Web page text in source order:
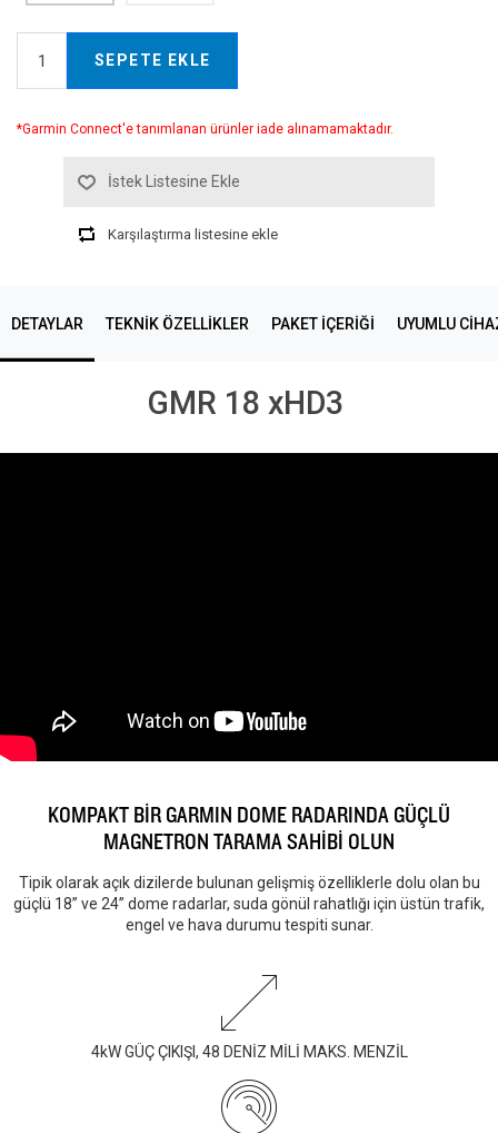
SEPETE EKLE
*Garmin Connect'e tanımlanan ürünler iade alınamamaktadır.
İstek Listesine Ekle
Karşılaştırma listesine ekle
DETAYLAR TEKNIK ÖZELLIKLER PAKET İÇERİĞİ UYUMLU
GMR 18 xHD3
KOMPAKT BİR GARMIN DOME RADARINDA GÜÇLÜ
MAGNETRON TARAMA SAHİBİ OLUN
Tipik olarak açık dizilerde bulunan gelişmiş özelliklerle dolu olan bu
güçlü 18” ve 24” dome radarlar, suda gönül rahatlığı için üstün trafik,
engel ve hava durumu tespiti sunar.
4kW GÜÇ ÇIKIŞI, 48 DENİZ MİLİ MAKS. MENZİL